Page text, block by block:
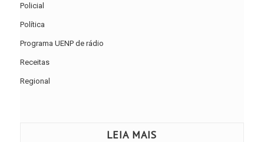
Policial
Política
Programa UENP de rádio
Receitas
Regional
LEIA MAIS